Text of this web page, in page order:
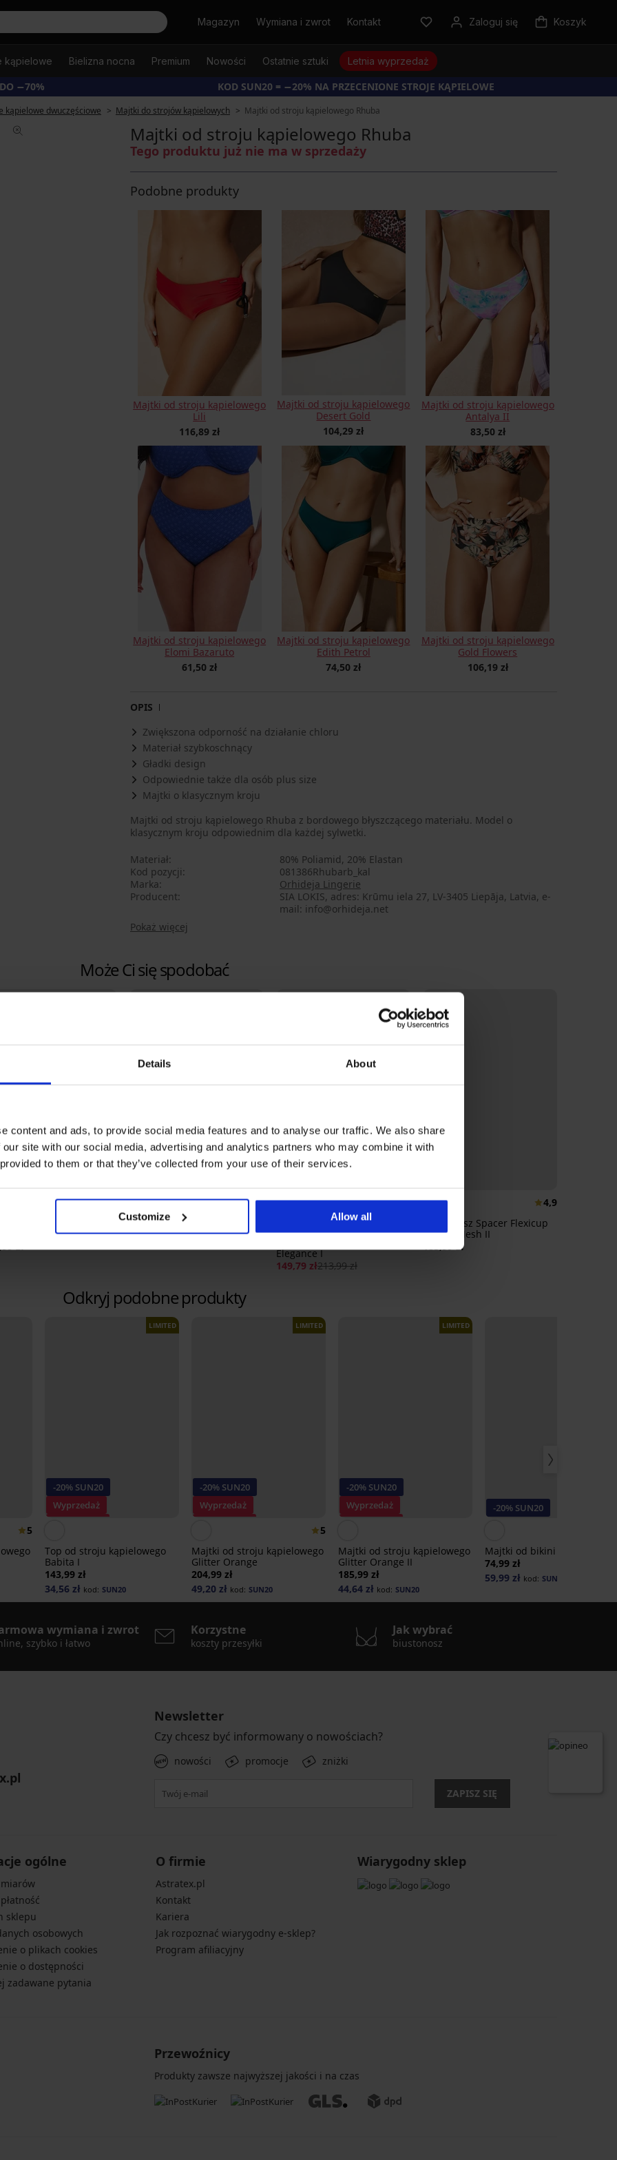
Details About
content and ads, to provide social media features and to analyse our traffic. We also share
site with our social media, advertising and analytics partners who may combine it with
to them or that they’ve collected from your use of their services.
Customize Allow all
SzukajMagazyn Wymiana i zwrot Kontakt Zaloguj się Koszyk
kąpielowe Bielizna nocna Premium Nowości Ostatnie sztuki Letnia wyprzedaż
−70% KOD SUN20 = −20% NA PRZECENIONE STROJE KĄPIELOWE
kąpielowe dwuczęściowe Majtki do strojów kąpielowych Majtki od stroju kąpielowego Rhuba
Majtki od stroju kąpielowego Rhuba
Tego produktu już nie ma w sprzedaży
Podobne produkty
Majtki od stroju kąpielowego
Lili
116,89 zł
Majtki od stroju kąpielowego
Desert Gold
104,29 zł
Majtki od stroju kąpielowego
Antalya II
83,50 zł
Majtki od stroju kąpielowego
Elomi Bazaruto
61,50 zł
Majtki od stroju kąpielowego
Edith Petrol
74,50 zł
Majtki od stroju kąpielowego
Gold Flowers
106,19 zł
OPIS
Zwiększona odporność na działanie chloru
Materiał szybkoschnący
Gładki design
Odpowiednie także dla osób plus size
Majtki o klasycznym kroju
Majtki od stroju kąpielowego Rhuba z bordowego błyszczącego materiału. Model o
klasycznym kroju odpowiednim dla każdej sylwetki.
Materiał
80% Poliamid, 20% Elastan
Kod pozycji
081386Rhubarb_kal
Marka
Orhideja Lingerie
Producent
SIA LOKIS, adres: Krūmu iela 27, LV-3405 Liepāja, Latvia, e-
mail: info@orhideja.net
Pokaż więcej
Może Ci się spodobać
5
Lace Nature
zł
3+1 GRATIS
4,7
Brazyliany DIVA by IVA
74,99 zł
4,9
Elegance I
149,79 zł213,99 zł
4,9
Biustonosz Spacer Flexicup
Dotted Mesh II
185,99 zł
Odkryj podobne produkty
5
-20% SUN20
Wyprzedaż
LIMITED
Top od stroju kąpielowego
Babita I
143,99 zł
34,56 zł kod: SUN20
-20% SUN20
Wyprzedaż
LIMITED
5
Majtki od stroju kąpielowego
Glitter Orange
204,99 zł
49,20 zł kod: SUN20
-20% SUN20
Wyprzedaż
LIMITED
Majtki od stroju kąpielowego
Glitter Orange II
185,99 zł
44,64 zł kod: SUN20
-20% SUN20
Majtki od bikini Mene I
74,99 zł
59,99 zł kod: SUN20
wymiana i zwrot
szybko i łatwo
Korzystne
koszty przesyłki
Jak wybrać
biustonosz
Newsletter
Czy chcesz być informowany o nowościach?
nowości promocje zniżki
ZAPISZ SIĘ
ogólne
sklepu
osobowych
o plikach cookies
o dostępności
zadawane pytania
O firmie
Astratex.pl
Kontakt
Kariera
Jak rozpoznać wiarygodny e-sklep?
Program afiliacyjny
Wiarygodny sklep
Przewoźnicy
Produkty zawsze najwyższej jakości i na czas